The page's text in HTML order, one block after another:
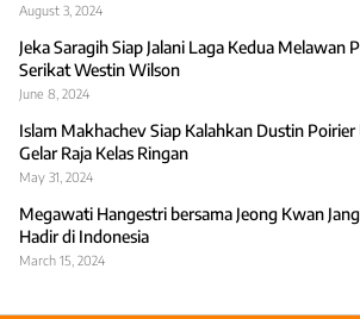
August 3, 2024
Jeka Saragih Siap Jalani Laga Kedua Melawan
Serikat Westin Wilson
June 8, 2024
Islam Makhachev Siap Kalahkan Dustin
Gelar Raja Kelas Ringan
May 31, 2024
Megawati Hangestri bersama Jeong Kwan
Hadir di Indonesia
March 15, 2024